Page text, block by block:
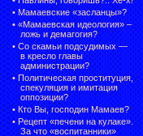
• Мамаевские «засланцы»?
• «Мамаевская идеология» –
ложь и демагогия?
• Со скамьи подсудимых —
в кресло главы
администрации?
• Политическая проституция,
спекуляция и имитация
оппозиции?
• Кто Вы, господин Мамаев?
• Рецепт «печени на кулаке».
За что «воспитанники»